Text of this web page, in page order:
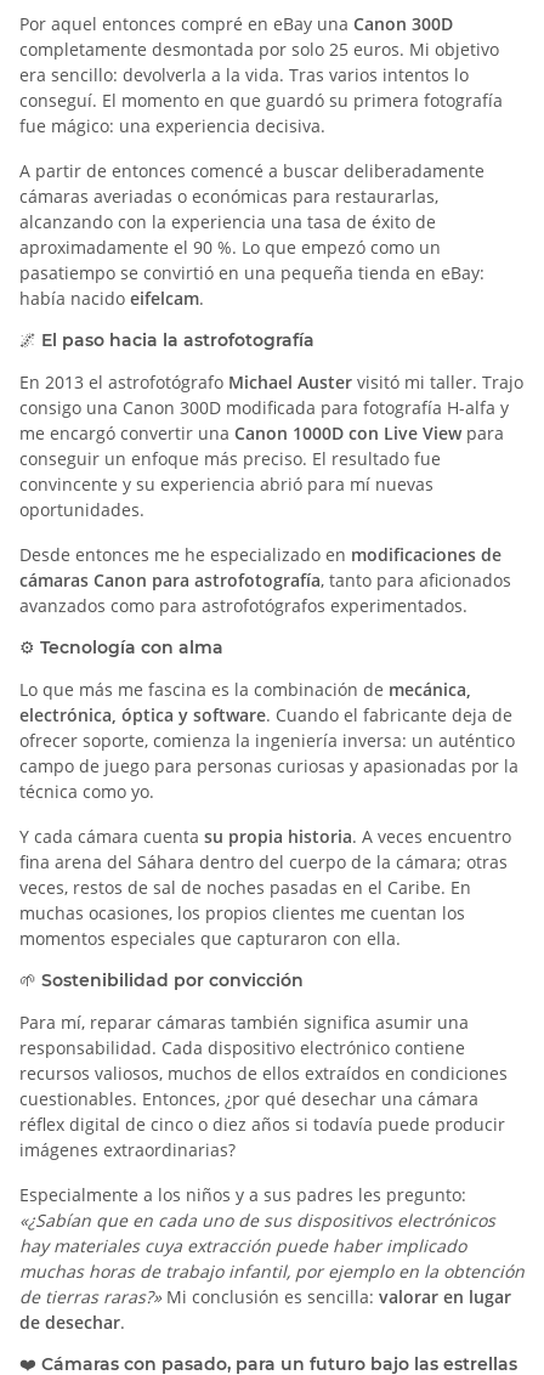
Por aquel entonces compré en eBay una Canon 300D
completamente desmontada por solo 25 euros. Mi objetivo
era sencillo: devolverla a la vida. Tras varios intentos lo
conseguí. El momento en que guardó su primera fotografía
fue mágico: una experiencia decisiva.
A partir de entonces comencé a buscar deliberadamente
cámaras averiadas o económicas para restaurarlas,
alcanzando con la experiencia una tasa de éxito de
aproximadamente el 90 %. Lo que empezó como un
pasatiempo se convirtió en una pequeña tienda en eBay:
había nacido eifelcam.
🌌 El paso hacia la astrofotografía
En 2013 el astrofotógrafo Michael Auster visitó mi taller. Trajo
consigo una Canon 300D modificada para fotografía H-alfa y
me encargó convertir una Canon 1000D con Live Viewpara
conseguir un enfoque más preciso. El resultado fue
convincente y su experiencia abrió para mí nuevas
oportunidades.
Desde entonces me he especializado en modificaciones de
cámaras Canon para astrofotografía, tanto para aficionados
avanzados como para astrofotógrafos experimentados.
⚙️ Tecnología con alma
Lo que más me fascina es la combinación de mecánica,
electrónica, óptica y software. Cuando el fabricante deja de
ofrecer soporte, comienza la ingeniería inversa: un auténtico
campo de juego para personas curiosas y apasionadas por la
técnica como yo.
Y cada cámara cuenta su propia historia. A veces encuentro
fina arena del Sáhara dentro del cuerpo de la cámara; otras
veces, restos de sal de noches pasadas en el Caribe. En
muchas ocasiones, los propios clientes me cuentan los
momentos especiales que capturaron con ella.
🌱 Sostenibilidad por convicción
Para mí, reparar cámaras también significa asumir una
responsabilidad. Cada dispositivo electrónico contiene
recursos valiosos, muchos de ellos extraídos en condiciones
cuestionables. Entonces, ¿por qué desechar una cámara
réflex digital de cinco o diez años si todavía puede producir
imágenes extraordinarias?
Especialmente a los niños y a sus padres les pregunto:
«¿Sabían que en cada uno de sus dispositivos electrónicos
hay materiales cuya extracción puede haber implicado
muchas horas de trabajo infantil, por ejemplo en la obtención
de tierras raras?»Mi conclusión es sencilla: valorar en lugar
de desechar.
❤️ Cámaras con pasado, para un futuro bajo las estrellas